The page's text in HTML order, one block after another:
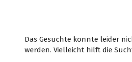
Das Gesuchte konnte leider
werden. Vielleicht hilft die